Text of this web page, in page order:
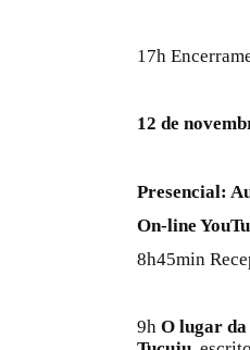
17h
12 de
Presencial:
On-line
8h45min
9h O lugar